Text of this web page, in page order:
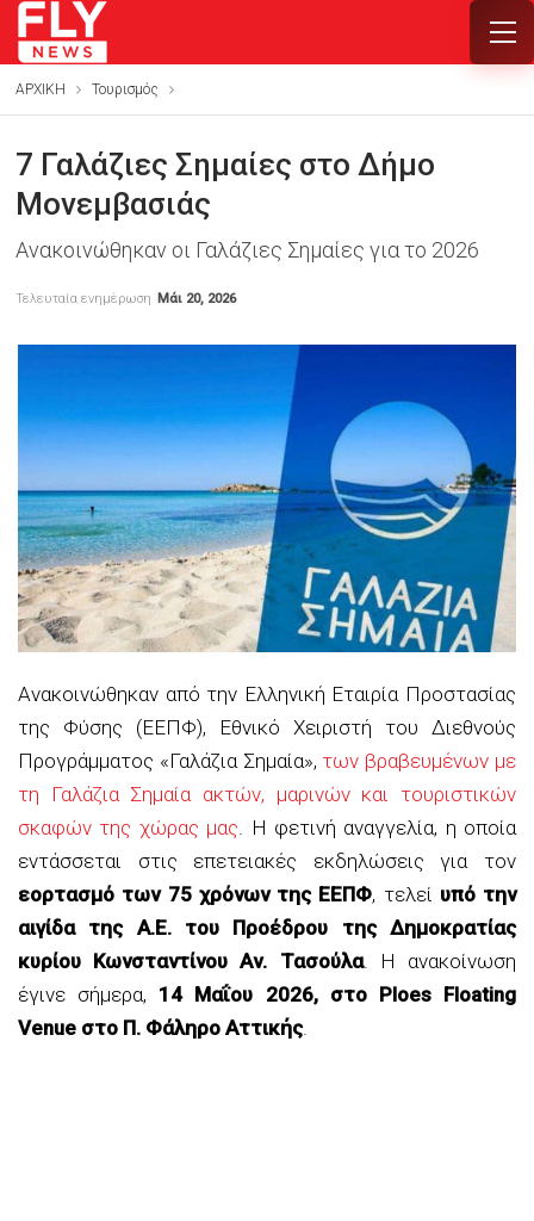
ΑΡΧΙΚΗ Τουρισμός
7 Γαλάζιες Σημαίες στο Δήμο
Μονεμβασιάς
Ανακοινώθηκαν οι Γαλάζιες Σημαίες για το 2026
Τελευταία ενημέρωση Μάι 20, 2026
Ανακοινώθηκαν από την Ελληνική Εταιρία Προστασίας
της Φύσης (ΕΕΠΦ), Εθνικό Χειριστή του Διεθνούς
Προγράμματος «Γαλάζια Σημαία», των βραβευμένων με
τη Γαλάζια Σημαία ακτών, μαρινών και τουριστικών
σκαφών της χώρας μας. Η φετινή αναγγελία, η οποία
εντάσσεται στις επετειακές εκδηλώσεις για τον
εορτασμό των 75 χρόνων της ΕΕΠΦ, τελεί υπό την
αιγίδα της Α.Ε. του Προέδρου της Δημοκρατίας
κυρίου Κωνσταντίνου Αν. Τασούλα. Η ανακοίνωση
έγινε σήμερα, 14 Μαΐου 2026, στο Ploes Floating
Venue στο Π. Φάληρο Αττικής.